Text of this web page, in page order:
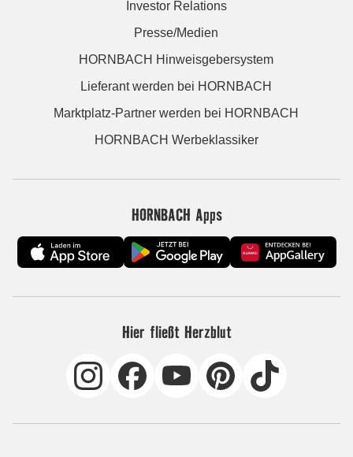
Investor Relations
Presse/Medien
HORNBACH Hinweisgebersystem
Lieferant werden bei HORNBACH
Marktplatz-Partner werden bei HORNBACH
HORNBACH Werbeklassiker
HORNBACH Apps
Hier fließt Herzblut